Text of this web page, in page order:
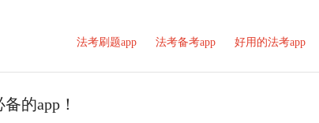
法考刷题app 法考备考app 好用的法考app
的app！